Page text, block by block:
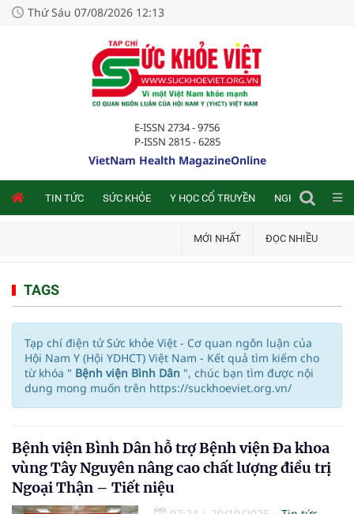
Thứ Sáu 07/08/2026 12:13
E-ISSN 2734 - 9756
P-ISSN 2815 - 6285
VietNam Health MagazineOnline
TIN TỨC SỨC KHỎE Y HỌC CỔ TRUYỀN NGHIÊN CỨU
MỚI NHẤT ĐỌC NHIỀU
TAGS
Tạp chí điện tử Sức khỏe Việt - Cơ quan ngôn luận của
Hội Nam Y (Hội YDHCT) Việt Nam - Kết quả tìm kiếm cho
từ khóa " Bệnh viện Bình Dân ", chúc bạn tìm được nội
dung mong muốn trên https://suckhoeviet.org.vn/
Bệnh viện Bình Dân hỗ trợ Bệnh viện Đa khoa
vùng Tây Nguyên nâng cao chất lượng điều trị
Ngoại Thận – Tiết niệu